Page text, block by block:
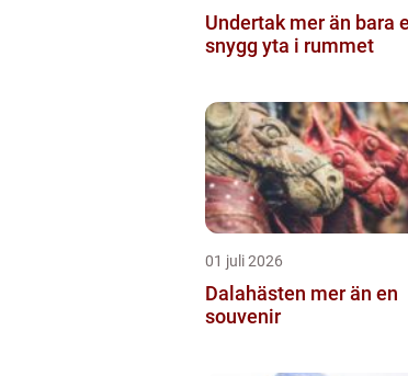
Undertak mer än bara en
snygg yta i rummet
01 juli 2026
Dalahästen mer än en
souvenir